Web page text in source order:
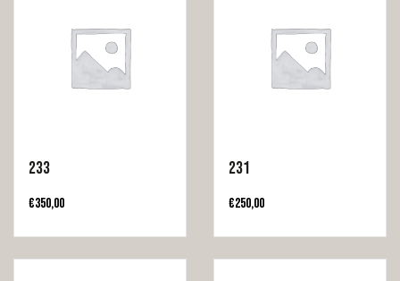
233
€350,00
231
€250,00